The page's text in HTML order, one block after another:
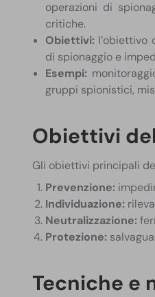
operazioni di
critiche.
Obiettivi: l’obiettivo
di spionaggio e
Esempi:
gruppi spionistici,
Obiettivi
Gli obiettivi principali
Prevenzione:
Individuazione:
Neutralizzazione:
Protezione:
Tecniche e